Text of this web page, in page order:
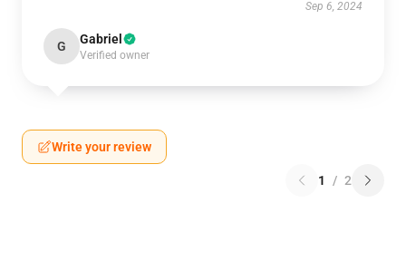
Sep 6, 2024
G Gabriel
Verified owner
Write your review
1 / 2